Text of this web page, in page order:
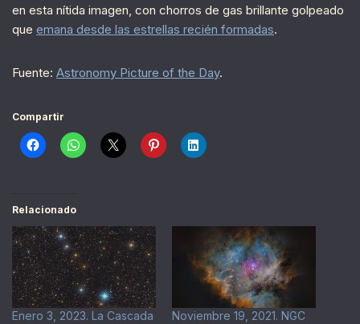
en esta nítida imagen, con chorros de gas brillante golpeado
que emana desde las estrellas recién formadas.
Fuente: Astronomy Picture of the Day.
Compartir
Relacionado
Enero 3, 2023. La Cascada
Noviembre 19, 2021. NGC